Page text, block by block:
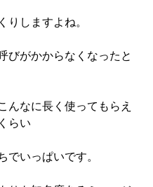
りしますよね。
びがかからなくなったと
んなに長く使ってもらえ
らい
でいっぱいです。